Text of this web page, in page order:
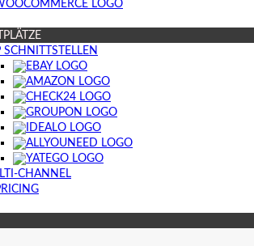
SCHNITTSTELLEN
CHANNEL